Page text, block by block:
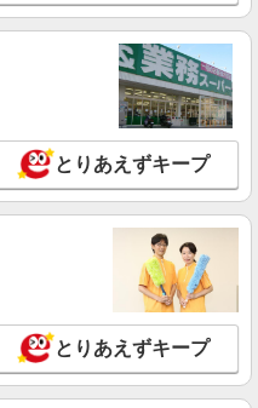
とりあえずキープ
とりあえずキープ